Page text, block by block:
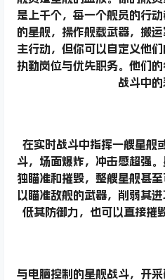
是上千个，每一个舰员的行
的星舰，操作舰载武器，搬
主行动，但你可以自定义他
执勤岗位与优先职务。他们
战斗中的
在实时战斗中指挥一艘星舰
斗，场面爆炸，冲击感超强
独瞄准和摧毁，整艘星舰甚
以瞄准敌舰的武器，削弱其
低其防御力，也可以直接摧
与电脑控制的星舰战斗，开